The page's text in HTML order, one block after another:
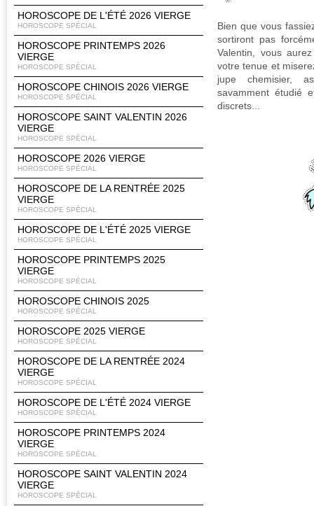
HOROSCOPE DE L'ÉTÉ 2026 VIERGE
HOROSCOPE SPÉCIAL
HOROSCOPE PRINTEMPS 2026
VIERGE
HOROSCOPE SPÉCIAL
HOROSCOPE CHINOIS 2026 VIERGE
HOROSCOPE SPÉCIAL
HOROSCOPE SAINT VALENTIN 2026
VIERGE
HOROSCOPE SPÉCIAL
HOROSCOPE 2026 VIERGE
HOROSCOPE SPÉCIAL
HOROSCOPE DE LA RENTRÉE 2025
VIERGE
HOROSCOPE SPÉCIAL
HOROSCOPE DE L'ÉTÉ 2025 VIERGE
HOROSCOPE SPÉCIAL
HOROSCOPE PRINTEMPS 2025
VIERGE
HOROSCOPE SPÉCIAL
HOROSCOPE CHINOIS 2025
HOROSCOPE SPÉCIAL
HOROSCOPE 2025 VIERGE
HOROSCOPE SPÉCIAL
HOROSCOPE DE LA RENTRÉE 2024
VIERGE
HOROSCOPE SPÉCIAL
HOROSCOPE DE L'ÉTÉ 2024 VIERGE
HOROSCOPE SPÉCIAL
HOROSCOPE PRINTEMPS 2024
VIERGE
HOROSCOPE SPÉCIAL
HOROSCOPE SAINT VALENTIN 2024
VIERGE
HOROSCOPE SPÉCIAL
Bien que vous
sortiront pas
Valentin, vous
votre tenue et
jupe chemisier,
savamment étudié
discrets...